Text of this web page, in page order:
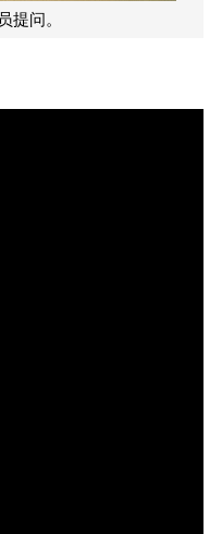
行政长官贺一诚列席立法会